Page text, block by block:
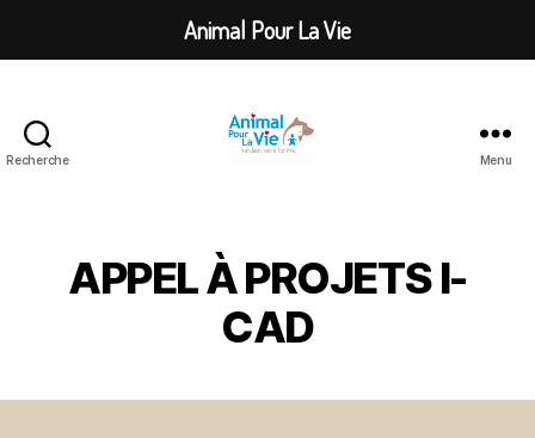
Recherche
Vie
Menu
APPEL À PROJETS I-
CAD
Animal Pour La Vie